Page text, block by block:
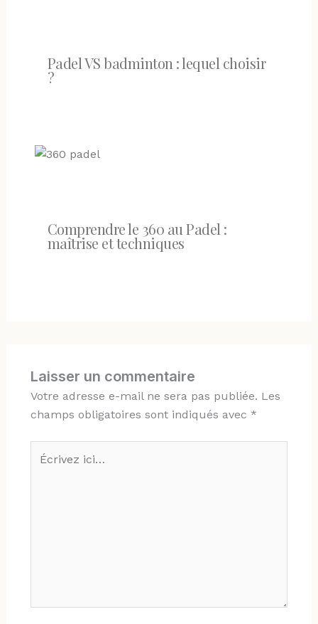
Padel VS badminton : lequel choisir
?
Comprendre le 360 au Padel :
maîtrise et techniques
Laisser un commentaire
Votre adresse e-mail ne sera pas publiée. Les
champs obligatoires sont indiqués avec *
ici…